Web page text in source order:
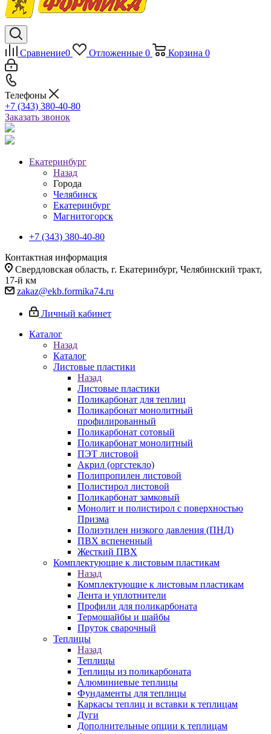
Сравнение0 Отложенные 0 Корзина 0
Телефоны
+7 (343) 380-40-80
Заказать звонок
Екатеринбург
Назад
Города
Челябинск
Екатеринбург
Магнитогорск
+7 (343) 380-40-80
Контактная информация
Свердловская область, г. Екатеринбург, Челябинский тракт,
17-й км
zakaz@ekb.formika74.ru
Личный кабинет
Каталог
Назад
Каталог
Листовые пластики
Назад
Листовые пластики
Поликарбонат для теплиц
Поликарбонат монолитный
профилированный
Поликарбонат сотовый
Поликарбонат монолитный
ПЭТ листовой
Акрил (оргстекло)
Полипропилен листовой
Полистирол листовой
Поликарбонат замковый
Монолит и полистирол с поверхностью
Призма
Полиэтилен низкого давления (ПНД)
ПВХ вспененный
Жесткий ПВХ
Комплектующие к листовым пластикам
Назад
Комплектующие к листовым пластикам
Лента и уплотнители
Профили для поликарбоната
Термошайбы и шайбы
Пруток сварочный
Теплицы
Назад
Теплицы
Теплицы из поликарбоната
Алюминиевые теплицы
Фундаменты для теплицы
Каркасы теплиц и вставки к теплицам
Дуги
Дополнительные опции к теплицам